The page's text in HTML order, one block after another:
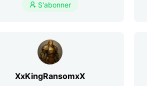
 S'abonner
XxKingRansomxX